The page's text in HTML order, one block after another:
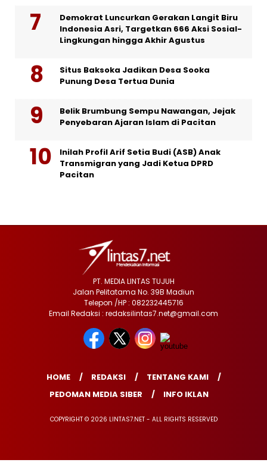
Demokrat Luncurkan Gerakan Langit Biru
Indonesia Asri, Targetkan 666 Aksi Sosial-
Lingkungan hingga Akhir Agustus
Situs Baksoka Jadikan Desa Sooka
Punung Desa Tertua Dunia
Belik Brumbung Sempu Nawangan, Jejak
Penyebaran Ajaran Islam di Pacitan
Inilah Profil Arif Setia Budi (ASB) Anak
Transmigran yang Jadi Ketua DPRD
Pacitan
PT. MEDIA LINTAS TUJUH
Jalan Pelitatama No. 39B Madiun
Telepon /HP : 082232445716
Email Redaksi : redaksilintas7.net@gmail.com
HOME REDAKSI
TENTANG KAMI
PEDOMAN MEDIA SIBER
INFO IKLAN
COPYRIGHT © 2026 LINTAS7.NET - ALL RIGHTS RESERVED